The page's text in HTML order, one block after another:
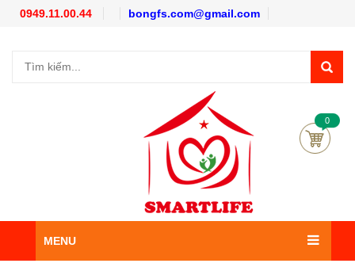
0949.11.00.44 bongfs.com@gmail.com
0
MENU